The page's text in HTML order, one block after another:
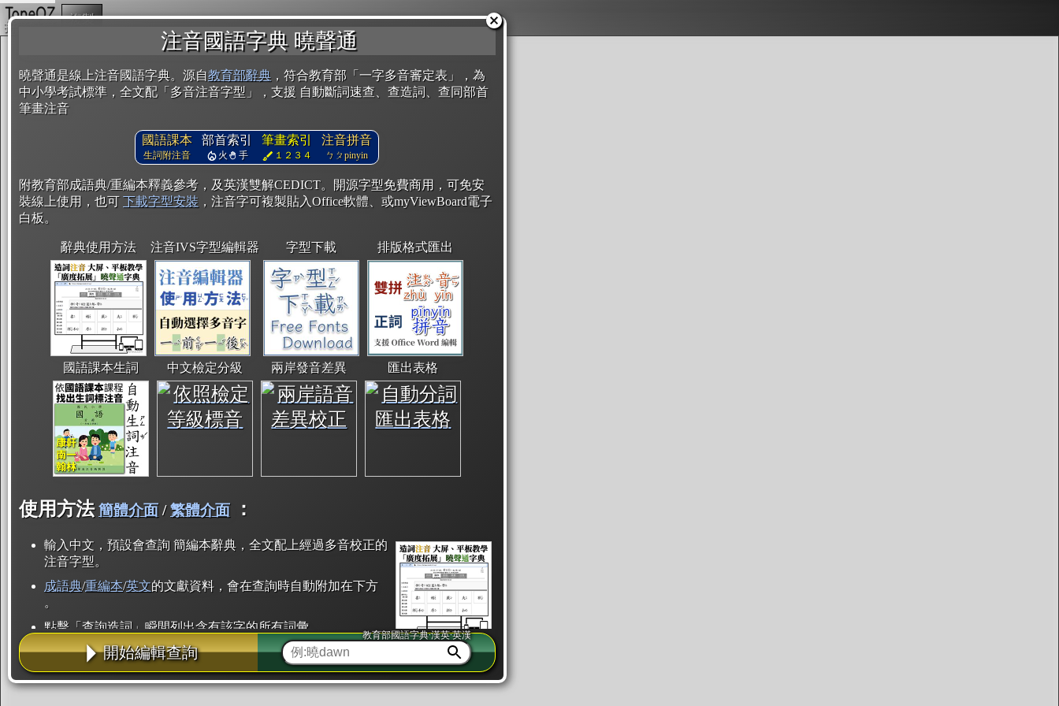
注音國語字典 曉聲通
曉聲通是線上注音國語字典。源自教育部辭典 ，符合教育部「一字多音審定表」，為
中小學考試標準，全文配「多音注音字型」，支援 自動斷詞速查、查造詞、查同部首
筆畫注音
國語課本
生詞附注音
部首索引
火 手
筆畫索引
１２３４
注音拼音
ㄅㄆpinyin
附教育部成語典/重編本釋義參考，及英漢雙解CEDICT。開源字型免費商用，可免安
裝線上使用，也可 下載字型安裝 ，注音字可複製貼入Office軟體、或myViewBoard電子
白板。
辭典使用方法 注音IVS字型編輯器 字型下載 排版格式匯出
國語課本生詞 中文檢定分級 兩岸發音差異 匯出表格
使用方法 簡體介面/繁體介面 ：
輸入中文，預設會查詢 簡編本辭典，全文配上經過多音校正的
注音字型。
成語典/重編本/英文的文獻資料，會在查詢時自動附加在下方
。
點擊「查詢造詞」瞬間列出含有該字的所有詞彙。
點「部首」瞬間列出所有「同部首字」。也支援查詢「同注音」或「同筆畫」。
辭典解釋的全文都經過自動斷詞，點擊便可瞬間「連續查詢」此字詞的解釋，不
用手動重複輸入。
開始編輯查詢
教育部國語字典·漢英·英漢
複製